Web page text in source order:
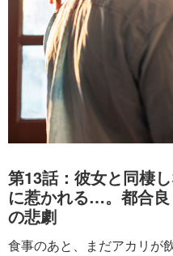
第13話：彼女と同棲
に惹かれる…。都合
の悲劇
食事のあと、まだアカリが